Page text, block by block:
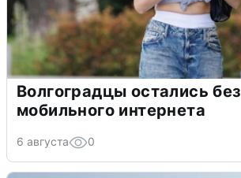
Волгоградцы остались без
мобильного интернета
6 августа 0